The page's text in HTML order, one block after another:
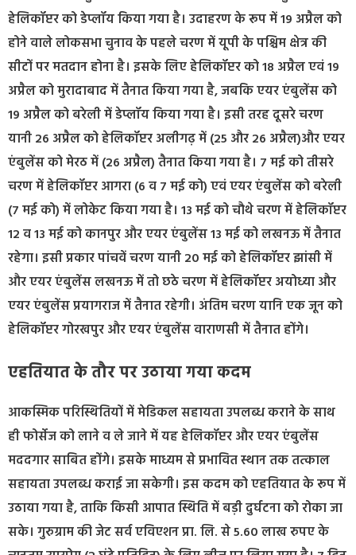
हेलिकॉप्टर को डेप्लॉय किया गया है। उदाहरण के रूप में 19 अप्रैल को
होने वाले लोकसभा चुनाव के पहले चरण में यूपी के पश्चिम क्षेत्र की
सीटों पर मतदान होना है। इसके लिए हेलिकॉप्टर को 18 अप्रैल एवं 19
अप्रैल को मुरादाबाद में तैनात किया गया है, जबकि एयर एंबुलेंस को
19 अप्रैल को बरेली में डेप्लॉय किया गया है। इसी तरह दूसरे चरण
यानी 26 अप्रैल को हेलिकॉप्टर अलीगढ़ में (25 और 26 अप्रैल)और एयर
एंबुलेंस को मेरठ में (26 अप्रैल) तैनात किया गया है। 7 मई को तीसरे
चरण में हेलिकॉप्टर आगरा (6 व 7 मई को) एवं एयर एंबुलेंस को बरेली
(7 मई को) में लोकेट किया गया है। 13 मई को चौथे चरण में हेलिकॉप्टर
12 व 13 मई को कानपुर और एयर एंबुलेंस 13 मई को लखनऊ में तैनात
रहेगा। इसी प्रकार पांचवें चरण यानी 20 मई को हेलिकॉप्टर झांसी में
और एयर एंबुलेंस लखनऊ में तो छठे चरण में हेलिकॉप्टर अयोध्या और
एयर एंबुलेंस प्रयागराज में तैनात रहेगी। अंतिम चरण यानि एक जून को
हेलिकॉप्टर गोरखपुर और एयर एंबुलेंस वाराणसी में तैनात होंगे।
एहतियात के तौर पर उठाया गया कदम
आकस्मिक परिस्थितियों में मेडिकल सहायता उपलब्ध कराने के साथ
ही फोर्सेज को लाने व ले जाने में यह हेलिकॉप्टर और एयर एंबुलेंस
मददगार साबित होंगे। इसके माध्यम से प्रभावित स्थान तक तत्काल
सहायता उपलब्ध कराई जा सकेगी। इस कदम को एहतियात के रूप में
उठाया गया है, ताकि किसी आपात स्थिति में बड़ी दुर्घटना को रोका जा
सके। गुरुग्राम की जेट सर्व एविएशन प्रा. लि. से 5.60 लाख रुपए के